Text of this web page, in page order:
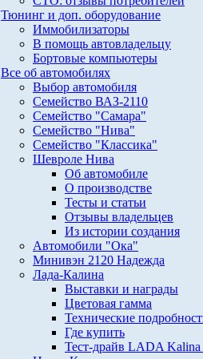
Тюнинг и доп. оборудование
Иммобилизаторы
В помощь автовладельцу
Бортовые компьютеры
Все об автомобилях
Выбор автомобиля
Семейство ВАЗ-2110
Семейство "Самара"
Семейство "Нива"
Семейство "Классика"
Шевроле Нива
Об автомобиле
О производстве
Тесты и статьи
Отзывы владельцев
Из истории создания
Автомобили "Ока"
Минивэн 2120 Надежда
Лада-Калина
Выставки и награды
Цветовая гамма
Технические
Где купить
Тест-драйв LADA Kalina